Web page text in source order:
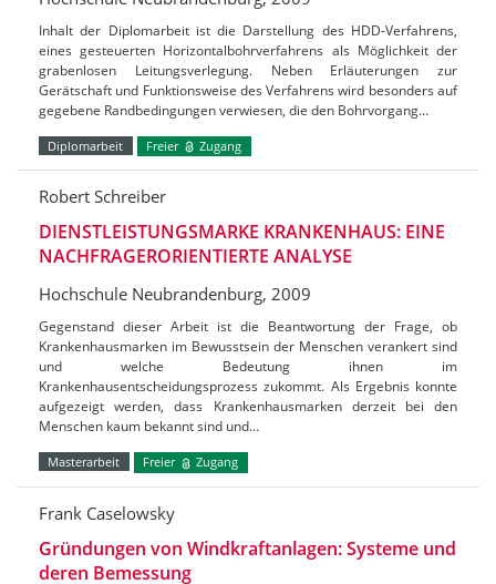
Inhalt der Diplomarbeit ist die Darstellung des HDD-Verfahrens,
eines gesteuerten Horizontalbohrverfahrens als Möglichkeit der
grabenlosen Leitungsverlegung. Neben Erläuterungen zur
Gerätschaft und Funktionsweise des Verfahrens wird besonders auf
gegebene Randbedingungen verwiesen, die den Bohrvorgang…
Diplomarbeit Freier Zugang
Robert Schreiber
DIENSTLEISTUNGSMARKE KRANKENHAUS: EINE
NACHFRAGERORIENTIERTE ANALYSE
Hochschule Neubrandenburg, 2009
Gegenstand dieser Arbeit ist die Beantwortung der Frage, ob
Krankenhausmarken im Bewusstsein der Menschen verankert sind
und welche Bedeutung ihnen im
Krankenhausentscheidungsprozess zukommt. Als Ergebnis konnte
aufgezeigt werden, dass Krankenhausmarken derzeit bei den
Menschen kaum bekannt sind und…
Masterarbeit Freier Zugang
Frank Caselowsky
Gründungen von Windkraftanlagen: Systeme und
deren Bemessung